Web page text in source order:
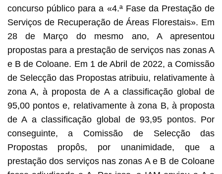
concurso público para a «4.ª Fase da Prestação de
Serviços de Recuperação de Áreas Florestais». Em
28 de Março do mesmo ano, A apresentou
propostas para a prestação de serviços nas zonas A
e B de Coloane. Em 1 de Abril de 2022, a Comissão
de Selecção das Propostas atribuiu, relativamente à
zona A, à proposta de A a classificação global de
95,00 pontos e, relativamente à zona B, à proposta
de A a classificação global de 93,95 pontos. Por
conseguinte, a Comissão de Selecção das
Propostas propôs, por unanimidade, que a
prestação dos serviços nas zonas A e B de Coloane